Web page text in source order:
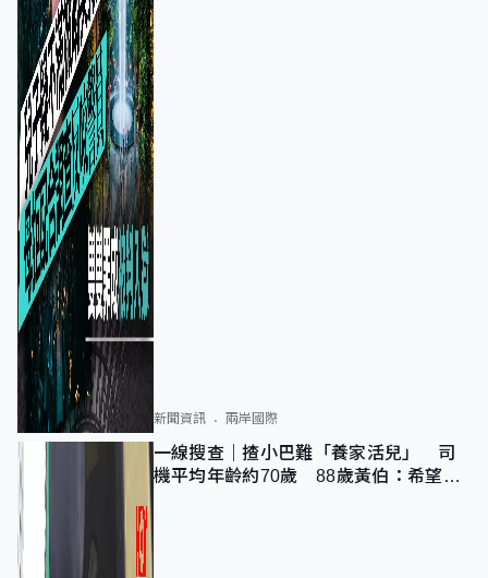
新聞資訊 兩岸國際
一線搜查｜揸小巴難「養家活兒」 司
機平均年齡約70歲 88歲黃伯：希望一